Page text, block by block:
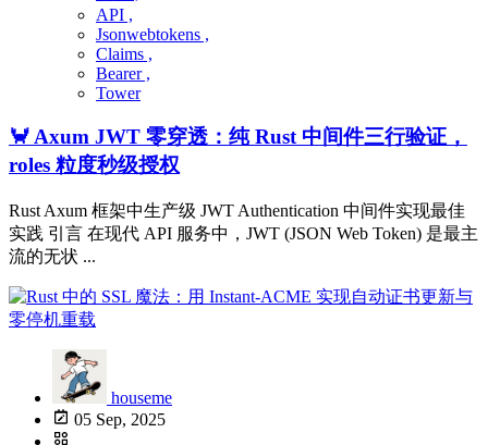
API ,
Jsonwebtokens ,
Claims ,
Bearer ,
Tower
🦀 Axum JWT 零穿透：纯 Rust 中间件三行验证，
roles 粒度秒级授权
Rust Axum 框架中生产级 JWT Authentication 中间件实现最佳
实践 引言 在现代 API 服务中，JWT (JSON Web Token) 是最主
流的无状 ...
houseme
05 Sep, 2025